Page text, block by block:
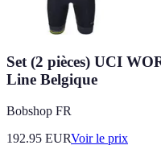
Set (2 pièces) UCI
Line Belgique
Bobshop FR
192.95 EURVoir le prix